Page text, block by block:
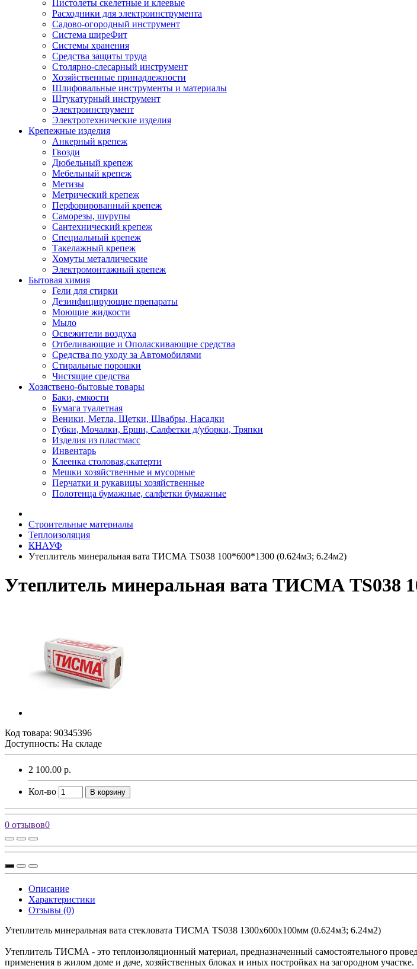
Пистолеты скелетные и клеевые
Расходники для электроинструмента
Садово-огородный инструмент
Система ширеФит
Системы хранения
Средства защиты труда
Столярно-слесарный инструмент
Хозяйственные принадлежности
Шлифовальные инструменты и материалы
Штукатурный инструмент
Электроинструмент
Электротехнические изделия
Крепежные изделия
Анкерный крепеж
Гвозди
Дюбельный крепеж
Мебельный крепеж
Метизы
Метрический крепеж
Перфорированный крепеж
Саморезы, шурупы
Сантехнический крепеж
Специальный крепеж
Такелажный крепеж
Хомуты металлические
Электромонтажный крепеж
Бытовая химия
Гели для стирки
Дезинфицирующие препараты
Моющие жидкости
Мыло
Освежители воздуха
Отбеливающие и Ополаскивающие средства
Средства по уходу за Автомобилями
Стиральные порошки
Чистящие средства
Хозяствено-бытовые товары
Баки, емкости
Бумага туалетная
Веники, Метла, Щетки, Швабры, Насадки
Губки, Мочалки, Ерши, Салфетки д/уборки, Тряпки
Изделия из пластмасс
Инвентарь
Клеенка столовая,скатерти
Мешки хозяйственные и мусорные
Перчатки и рукавицы хозяйственные
Полотенца бумажные, салфетки бумажные
Строительные материалы
Теплоизоляция
КНАУФ
Утеплитель минеральная вата ТИСМА TS038 100*600*1300 (0.624м3; 6.24м2)
Утеплитель минеральная вата ТИСМА TS038
Код товара: 90345396
Доступность: На складе
2 100.00 р.
Кол-во В корзину
0 отзывов0
Описание
Характеристики
Отзывы (0)
Утеплитель минеральная вата стекловата ТИСМА TS038 1300х600х100мм (0.624м3; 6.24м2)
Утеплитель ТИСМА - это теплоизоляционный материал, предназначенный самостоятельного
применения в жилом доме и даче, хозяйственных блоках и иных постройках на загородном участке.